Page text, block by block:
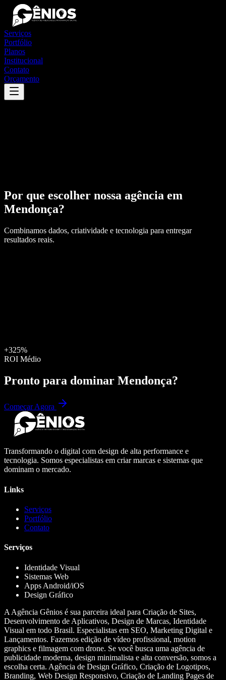
Serviços
Portfólio
Planos
Institucional
Contato
Orçamento
Por que escolher nossa agência em
Mendonça?
Combinamos dados, criatividade e tecnologia para entregar
resultados reais.
+325%
ROI Médio
Pronto para dominar Mendonça?
Começar Agora
Transformando o digital com design de alta performance e
tecnologia. Somos especialistas em criar marcas e sistemas que
dominam o mercado.
Links
Serviços
Portfólio
Contato
Serviços
Identidade Visual
Sistemas Web
Apps Android/iOS
Design Gráfico
A Agência Gênios é sua parceira ideal para Criação de Sites,
Desenvolvimento de Aplicativos, Design de Marcas, Identidade
Visual em todo Brasil. Especialistas em SEO, Marketing Digital e
Lançamentos. Fazemos edição de vídeo profissional, motion
graphics e filmagem com drone. Se você busca uma agência de
publicidade moderna, design minimalista e alta conversão, somos a
escolha certa. Agência de Design Gráfico, Criação de Logotipos,
Branding, Web Design Responsivo, Criação de Landing Pages de